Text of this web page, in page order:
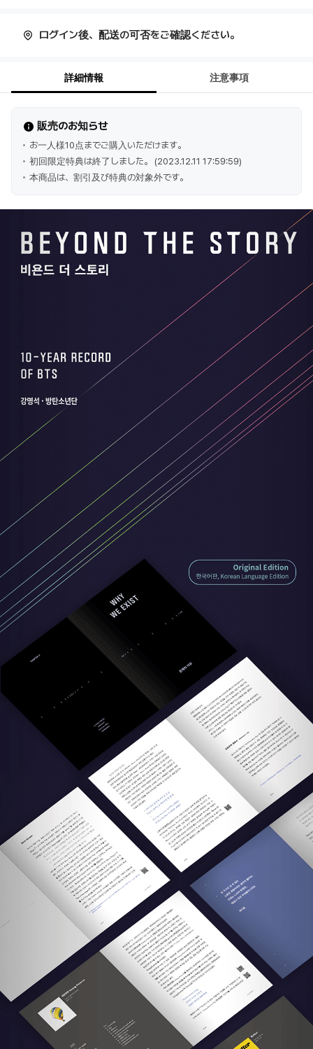
ログイン後、配送の可否をご確認ください。
詳細情報 注意事項
販売のお知らせ
お一人様10点までご購入いただけます。
初回限定特典は終了しました。 (2023.12.11 17:59:59)
本商品は、割引及び特典の対象外です。